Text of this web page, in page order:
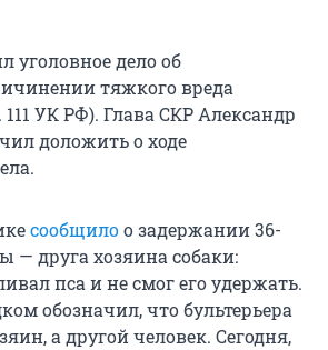
уголовное дело об
тяжкого вреда
111 УК РФ). Глава СКР Александр
доложить о ходе
сообщилоо задержании 36-
— друга хозяина собаки:
пса и не смог его удержать.
обозначил, что бультерьера
а другой человек. Сегодня,